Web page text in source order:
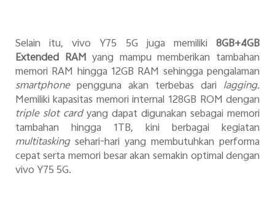
Selain itu, vivo Y75 5G juga memiliki 8GB+4GB
Extended RAM yang mampu memberikan tambahan
memori RAM hingga 12GB RAM sehingga pengalaman
smartphonepengguna akan terbebas dari lagging.
Memiliki kapasitas memori internal 128GB ROM dengan
triple slot cardyang dapat digunakan sebagai memori
tambahan hingga 1TB, kini berbagai kegiatan
multitaskingsehari-hari yang membutuhkan performa
cepat serta memori besar akan semakin optimal dengan
vivo Y75 5G.